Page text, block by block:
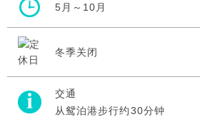
5月～10月
冬季关闭
交通
从鸳泊港步行约30分钟